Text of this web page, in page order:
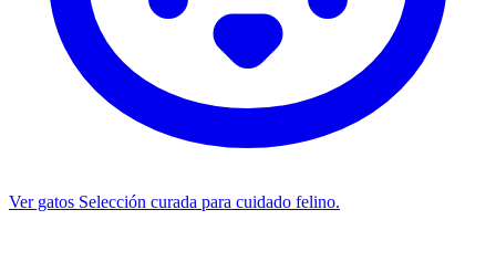
Ver gatos Selección curada para cuidado felino.